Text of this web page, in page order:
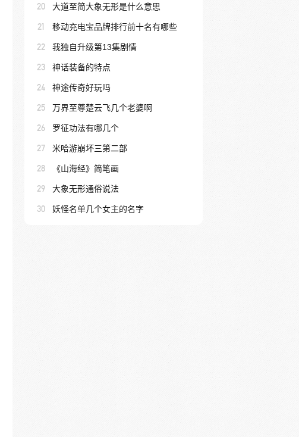
20 大道至简大象无形是什么意思
21 移动充电宝品牌排行前十名有哪些
22 我独自升级第13集剧情
23 神话装备的特点
24 神途传奇好玩吗
25 万界至尊楚云飞几个老婆啊
26 罗征功法有哪几个
27 米哈游崩坏三第二部
28 《山海经》简笔画
29 大象无形通俗说法
30 妖怪名单几个女主的名字